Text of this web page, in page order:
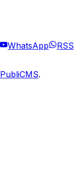
WhatsApp RSS
PubliCMS.